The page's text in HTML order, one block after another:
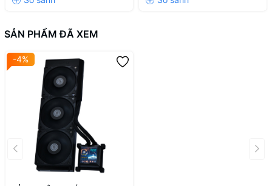
360mm và bốn quạt 140mm.
SẢN PHẨM ĐÃ XEM
-4%